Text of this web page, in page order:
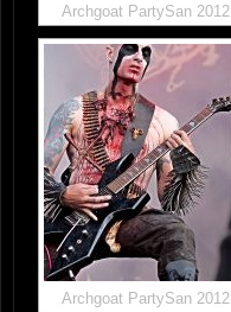
Archgoat PartySan 2012
Archgoat PartySan 2012